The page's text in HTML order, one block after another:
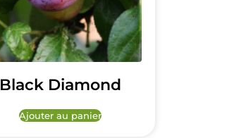
Black Diamond
Ajouter au panier